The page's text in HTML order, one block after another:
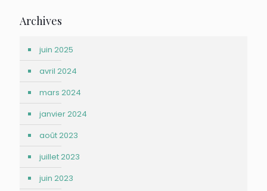
Archives
juin 2025
avril 2024
mars 2024
janvier 2024
août 2023
juillet 2023
juin 2023